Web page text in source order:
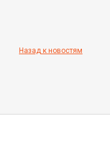
Назад к новостям